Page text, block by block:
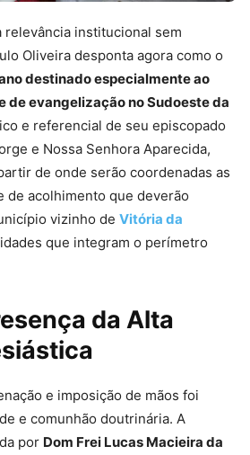
relevância institucional sem
Oliveira desponta agora como o
destinado especialmente ao
de evangelização no Sudoeste da
e referencial de seu episcopado
e Nossa Senhora Aparecida,
de onde serão coordenadas as
de acolhimento que deverão
vizinho de Vitória da
que integram o perímetro
da Alta
e imposição de mãos foi
e comunhão doutrinária. A
por Dom Frei Lucas Macieira da